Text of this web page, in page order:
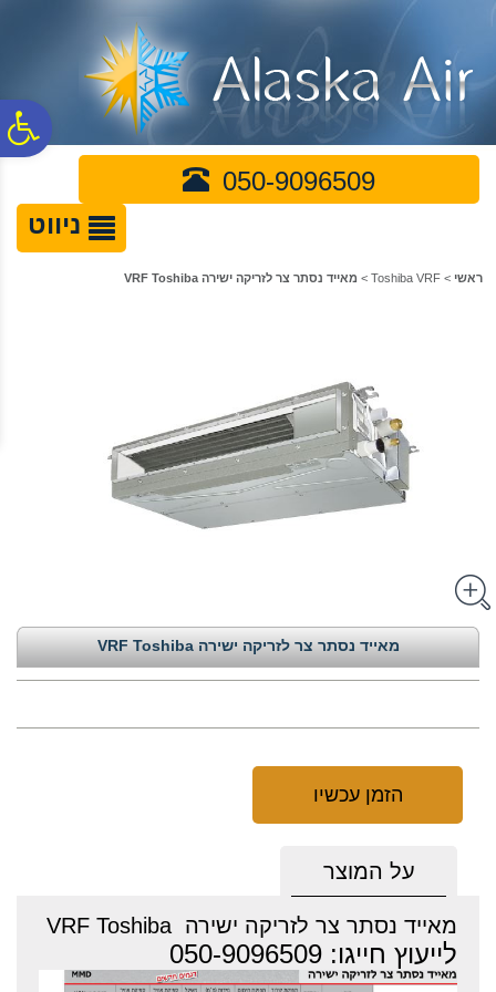
נגישות
המרכזי
050-9096509
ניווט
ראשי >
Toshiba VRF
> מאייד נסתר צר לזריקה ישירה VRF Toshiba
מאייד נסתר צר לזריקה ישירה VRF Toshiba
הזמן עכשיו
על המוצר
מאייד נסתר צר לזריקה ישירה VRF Toshiba
לייעוץ חייגו: 050-9096509